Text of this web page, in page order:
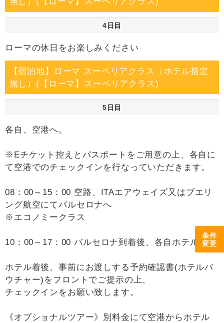
条件
変更
4日目
ローマの休日をお楽しみください
【宿泊地】ローマ スーペリアクラス（ホテル指定
無し）(【ローマ】スーペリアクラス)
5日目
各自、空港へ。
※Eチケット控えとパスポートをご用意の上、各自に
て空港でのチェックインを行なっていただきます。
08：00～15：00 空路、ITAエアウェイズ又はブエリ
ング航空にてバルセロナへ
※エコノミークラス
10：00～17：00 バルセロナ到着後、各自ホテルへ。
ホテル着後、事前にお渡しする予約確認書(ホテルバ
ウチャー)をフロントでご提示の上、
チェックインをお願い致します。
《オプショナルツアー》別料金にて空港からホテル